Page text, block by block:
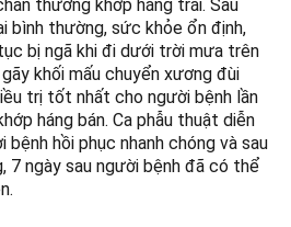
thương khớp háng trái. Sau
bình thường, sức khỏe ổn định,
bị ngã khi đi dưới trời mưa trên
khối mấu chuyển xương đùi
trị tốt nhất cho người bệnh lần
háng bán. Ca phẫu thuật diễn
bệnh hồi phục nhanh chóng và sau
7 ngày sau người bệnh đã có thể